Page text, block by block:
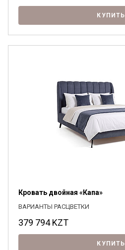
КУПИТЬ
Кровать двойная «Капа»
ВАРИАНТЫ РАСЦВЕТКИ
379 794KZT
КУПИТЬ